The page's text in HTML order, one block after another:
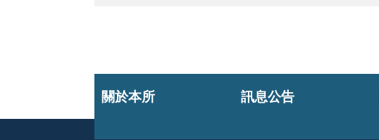
關於本所 訊息公告